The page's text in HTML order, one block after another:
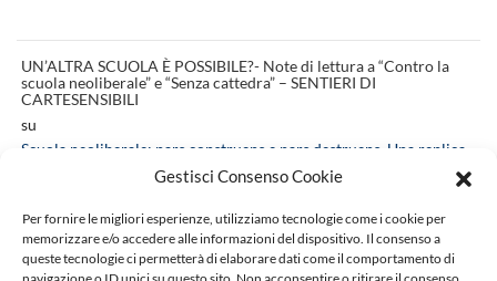
Gestisci Consenso Cookie
Per fornire le migliori esperienze, utilizziamo tecnologie come i cookie per
memorizzare e/o accedere alle informazioni del dispositivo. Il consenso a
queste tecnologie ci permetterà di elaborare dati come il comportamento di
UN’ALTRA SCUOLA È POSSIBILE?- Note di lettura a “Contro la
scuola neoliberale” e “Senza cattedra” – SENTIERI DI
CARTESENSIBILI
su
Scuola neoliberale: pars construens e pars destruens. Una replica
[…] si veda la recensione di Ravide Racca su “La letteratura e noi”.